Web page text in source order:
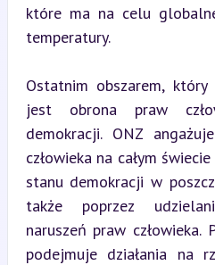
które ma na celu
temperatury.
Ostatnim obszarem, który
jest obrona praw
demokracji. ONZ
człowieka na całym
stanu demokracji w
także poprzez
naruszeń praw
podejmuje działania na